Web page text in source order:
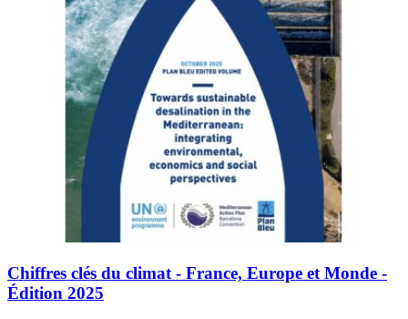
Chiffres clés du climat - France, Europe et Monde -
Édition 2025